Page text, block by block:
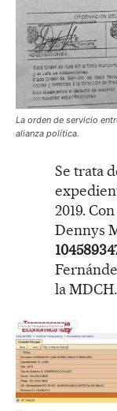
La orden de servicio
alianza política.
Se trata
2019.
Dennys
la MDCH.